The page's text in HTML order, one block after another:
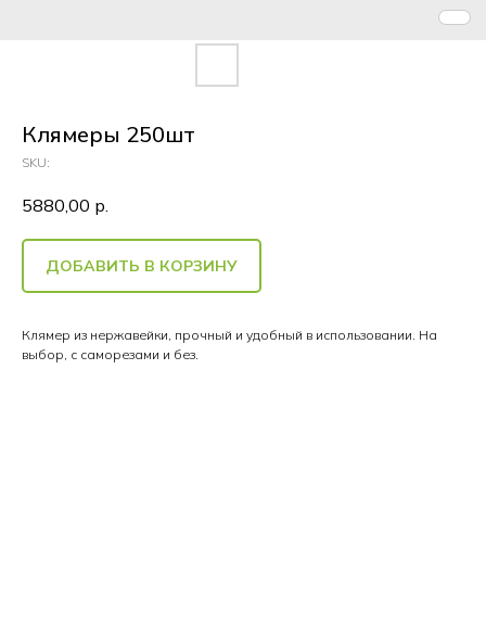
Клямеры 250шт
SKU:
5880,00 р.
ДОБАВИТЬ В КОРЗИНУ
Клямер из нержавейки, прочный и удобный в использовании. На
выбор, с саморезами и без.